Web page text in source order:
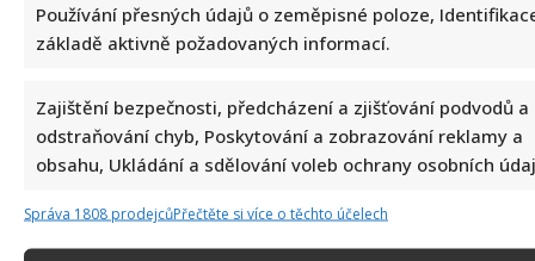
Používání přesných údajů o zeměpisné poloze,
základě aktivně požadovaných informací.
Zajištění bezpečnosti, předcházení a zjišťování podvodů a
odstraňování chyb, Poskytování a zobrazování reklamy a
obsahu, Ukládání a sdělování voleb ochrany osobních
Správa 1808 prodejcůPřečtěte si více o těchto účelech
21. 4. 2026 (15:09)
Moderátor řídí diskuzi a host má odpovídat
nebo stáčí hovor jinam, musí moderátor
reagovat. A to i skákáním do řeči. Host nemá
usměrňovat moderátora, na co se má ptát a
napomínat ho, že se ptá špatně nebo, že
dělá svoji práci špatně. Řezníček diskuzi vede